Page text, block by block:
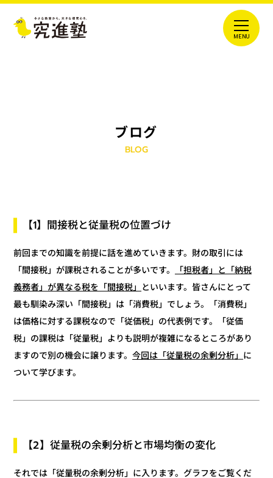
ブログ
BLOG
【1】間接税と従量税の位置づけ
前回までの知識を前提に話を進めていきます。財の取引には
「間接税」が課税されることが多いです。 「担税者」と「納税
義務者」が異なる税を「間接税」 といいます。皆さんにとって
最も馴染み深い「間接税」は「消費税」でしょう。「消費税」
は価格に対する課税なので「従価税」の代表例です。「従価
税」の課税は「従量税」よりも説明が複雑になるところがあり
ますので別の機会に譲ります。今回は「従量税の余剰分析」に
ついて学びます。
【2】従量税の余剰分析と市場均衡の変化
それでは「従量税の余剰分析」に入ります。グラフをご覧くだ